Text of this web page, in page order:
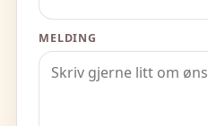
MELDING